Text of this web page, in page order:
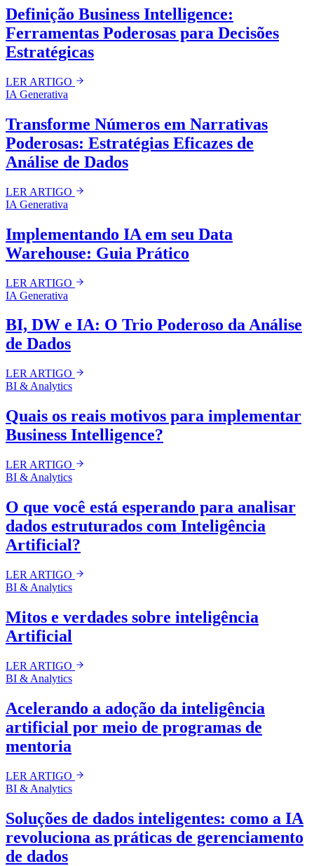
Definição Business Intelligence:
Ferramentas Poderosas para Decisões
Estratégicas
LER ARTIGO
IA Generativa
Transforme Números em Narrativas
Poderosas: Estratégias Eficazes de
Análise de Dados
LER ARTIGO
IA Generativa
Implementando IA em seu Data
Warehouse: Guia Prático
LER ARTIGO
IA Generativa
BI, DW e IA: O Trio Poderoso da Análise
de Dados
LER ARTIGO
BI & Analytics
Quais os reais motivos para implementar
Business Intelligence?
LER ARTIGO
BI & Analytics
O que você está esperando para analisar
dados estruturados com Inteligência
Artificial?
LER ARTIGO
BI & Analytics
Mitos e verdades sobre inteligência
Artificial
LER ARTIGO
BI & Analytics
Acelerando a adoção da inteligência
artificial por meio de programas de
mentoria
LER ARTIGO
BI & Analytics
Soluções de dados inteligentes: como a IA
revoluciona as práticas de gerenciamento
de dados